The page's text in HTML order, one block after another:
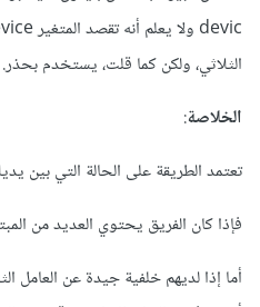
الثلاثي، ولكن كما قلت، يستخدم بحذر.
الخلاصة:
تعتمد الطريقة على الحالة التي بين
فإذا كان الفريق يحتوي العديد من
أما إذا لديهم خلفية جيدة عن العامل